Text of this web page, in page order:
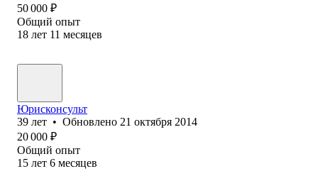
50 000 ₽
Общий опыт
18 лет 11 месяцев
Юрисконсульт
39 лет • Обновлено 21 октября 2014
20 000 ₽
Общий опыт
15 лет 6 месяцев